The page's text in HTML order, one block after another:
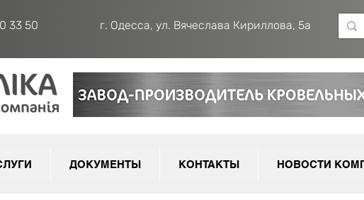
33 50 г. Одесса, ул. Вячеслава Кириллова, 5а
ДОКУМЕНТЫ КОНТАКТЫ НОВОСТИ